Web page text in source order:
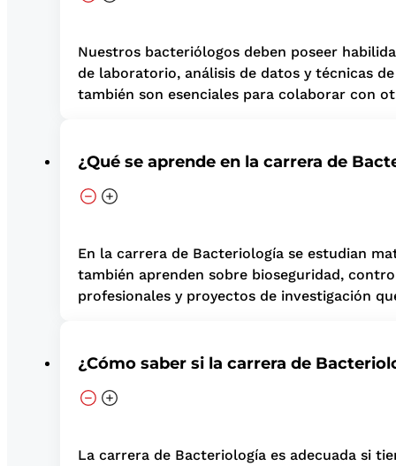
Nuestros bacteriólogos deben poseer
de laboratorio, análisis de datos y técnicas
también son esenciales para colaborar con
¿Qué se aprende en la carrera de
En la carrera de Bacteriología se estudian
también aprenden sobre bioseguridad,
profesionales y proyectos de investigación
¿Cómo saber si la carrera de
La carrera de Bacteriología es adecuada si